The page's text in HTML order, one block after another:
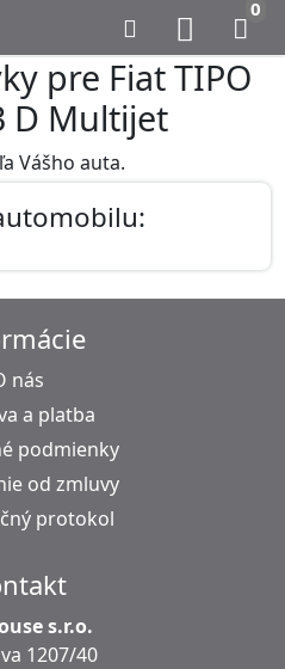
0
pre Fiat TIPO
D Multijet
Vášho auta.
nás
a platba
podmienky
od zmluvy
protokol
s.r.o.
1207/40